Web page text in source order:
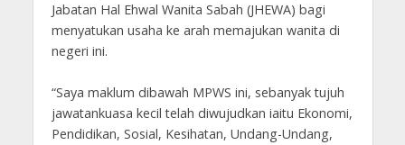
Jabatan Hal Ehwal Wanita Sabah (JHEWA) bagi
menyatukan usaha ke arah memajukan wanita di
negeri ini.
“Saya maklum dibawah MPWS ini, sebanyak tujuh
jawatankuasa kecil telah diwujudkan iaitu Ekonomi,
Pendidikan, Sosial, Kesihatan, Undang-Undang,